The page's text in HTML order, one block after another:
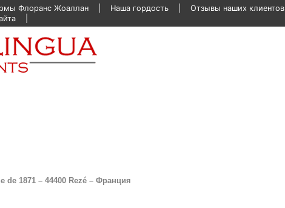
Флоранс Жоаллан Наша гордость Отзывы наших клиентов
de 1871 – 44400 Rezé – Франция